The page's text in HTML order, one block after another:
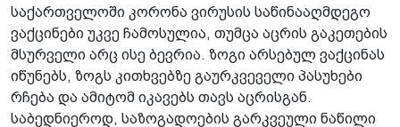
საქართველოში კორონა ვირუსის საწინააღმდეგო
ვაქცინები უკვე ჩამოსულია, თუმცა აცრის გაკეთების
მსურველი არც ისე ბევრია. ზოგი არსებულ ვაქცინას
იწუნებს, ზოგს კითხვებზე გაურკვეველი პასუხები
რჩება და ამიტომ იკავებს თავს აცრისგან.
საბედნიეროდ, საზოგადოების გარკვეული ნაწილი